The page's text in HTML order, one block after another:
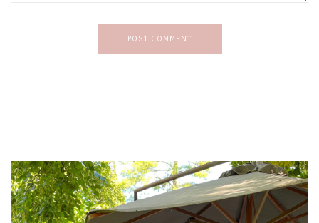
POST COMMENT